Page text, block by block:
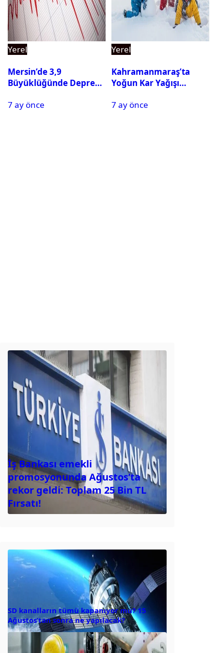
Yerel
Mersin’de 3,9
Büyüklüğünde Deprem
7 ay önce
Yerel
Kahramanmaraş’ta
Yoğun Kar Yağışı
Tatil
7 ay önce
İş Bankası emekli
promosyonunda Ağustos’ta
rekor geldi: Toplam 25 Bin TL
Fırsatı!
SD kanalların tümü kapanıyor mu? 15
Ağustos’tan sonra ne yapılacak?